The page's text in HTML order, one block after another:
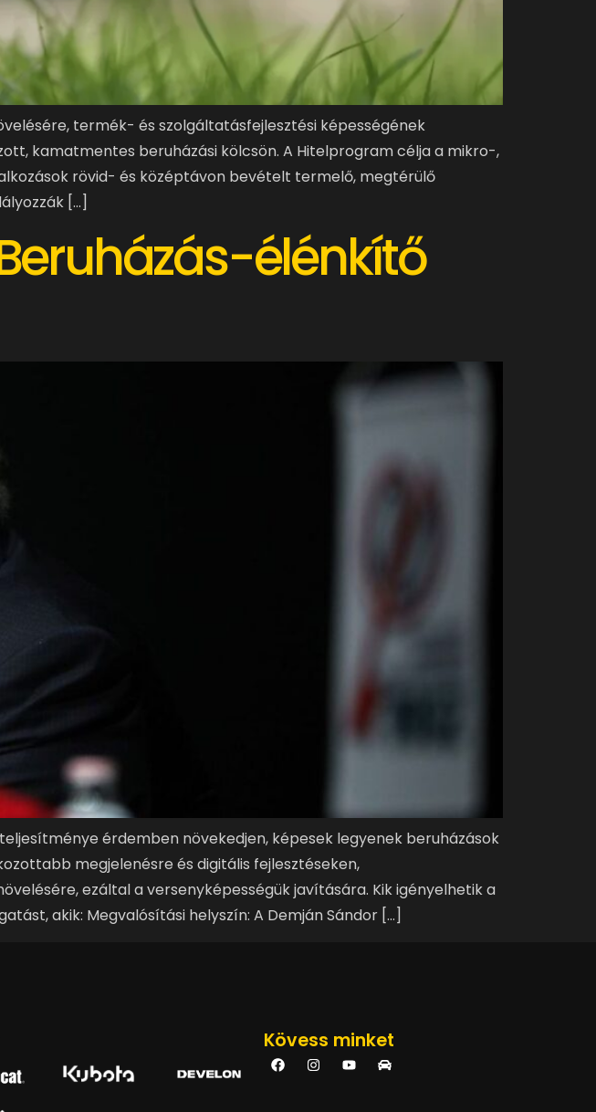
termék- és szolgáltatásfejlesztési képességének
kamatmentes beruházási kölcsön. A Hitelprogram célja a mikro-,
rövid- és középtávon bevételt termelő, megtérülő
[…]
élénkítő
érdemben növekedjen, képesek legyenek beruházások
megjelenésre és digitális fejlesztéseken,
ezáltal a versenyképességük javítására. Kik igényelhetik a
akik: Megvalósítási helyszín: A Demján Sándor […]
Kövess minket